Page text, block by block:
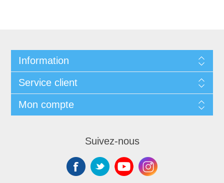
Information
Service client
Mon compte
Suivez-nous